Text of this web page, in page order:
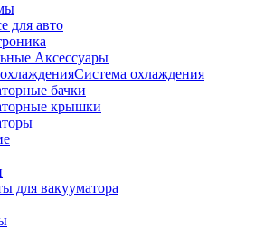
для авто
Аксессуары
Система охлаждения
бачки
крышки
для вакууматора